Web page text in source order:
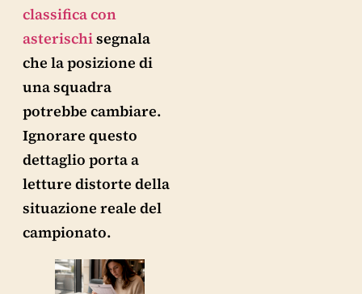
classifica con
asterischisegnala
che la posizione di
una squadra
potrebbe cambiare.
Ignorare questo
dettaglio porta a
letture distorte della
situazione reale del
campionato.